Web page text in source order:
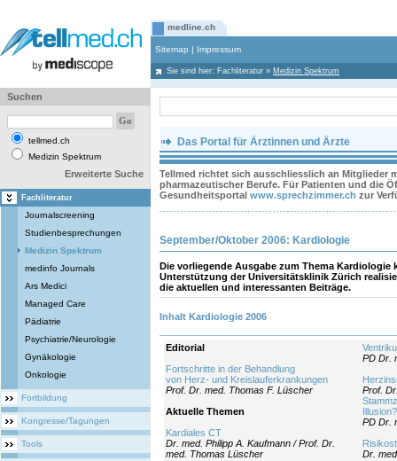
medline.ch
Sitemap | Impressum
Sie sind hier: Fachliteratur » Medizin Spektrum
Suchen
tellmed.ch
Medizin Spektrum
Erweiterte Suche
Fachliteratur
Journalscreening
Studienbesprechungen
Medizin Spektrum
medinfo Journals
Ars Medici
Managed Care
Pädiatrie
Psychiatrie/Neurologie
Gynäkologie
Onkologie
Fortbildung
Kongresse/Tagungen
Tools
Das Portal für Ärztinnen und Ärzte
Tellmed richtet sich ausschliesslich an Mitglieder
pharmazeutischer Berufe. Für Patienten und die
Gesundheitsportal www.sprechzimmer.ch zur
September/Oktober 2006: Kardiologie
Die vorliegende Ausgabe zum Thema Kardiologie
Unterstützung der Universitätsklinik Zürich
die aktuellen und interessanten Beiträge.
Inhalt Kardiologie 2006
Editorial
Fortschritte in der Behandlung
von Herz- und Kreislauferkrankungen
Prof. Dr. med. Thomas F. Lüscher
Aktuelle Themen
Kardiales CT
Dr. med. Philipp A. Kaufmann / Prof. Dr.
med. Thomas Lüscher
PD Dr.
Prof.
Illusion?
PD Dr.
Dr.